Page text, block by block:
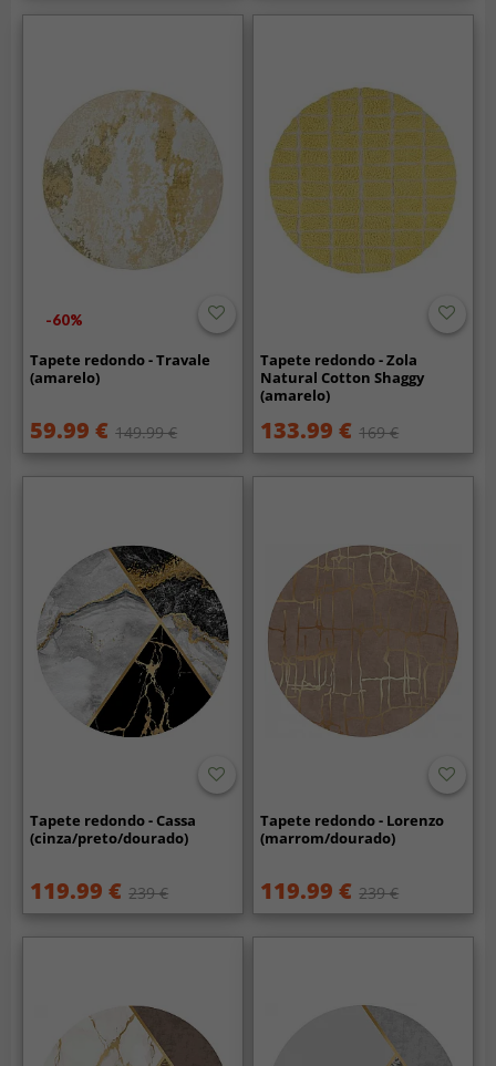
-60%
Tapete redondo - Travale
(amarelo)
59.99 € 149.99 €
Tapete redondo - Zola
Natural Cotton Shaggy
(amarelo)
133.99 € 169 €
Tapete redondo - Cassa
(cinza/preto/dourado)
119.99 € 239 €
Tapete redondo - Lorenzo
(marrom/dourado)
119.99 € 239 €